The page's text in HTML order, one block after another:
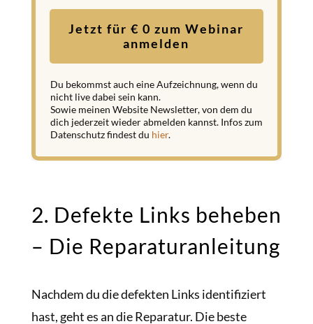
Jetzt für € 0 zum Webinar
anmelden
Du bekommst auch eine Aufzeichnung, wenn du
nicht live dabei sein kann.
Sowie meinen Website Newsletter, von dem du
dich jederzeit wieder abmelden kannst. Infos zum
Datenschutz findest du hier.
2. Defekte Links beheben
– Die Reparaturanleitung
Nachdem du die defekten Links identifiziert
hast, geht es an die Reparatur. Die beste